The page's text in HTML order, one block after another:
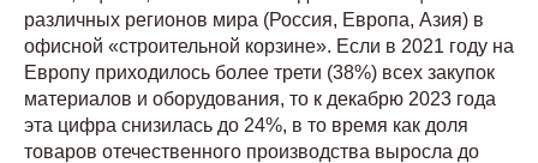
различных регионов мира (Россия, Европа, Азия) в
офисной «строительной корзине». Если в 2021 году на
Европу приходилось более трети (38%) всех закупок
материалов и оборудования, то к декабрю 2023 года
эта цифра снизилась до 24%, в то время как доля
товаров отечественного производства выросла до